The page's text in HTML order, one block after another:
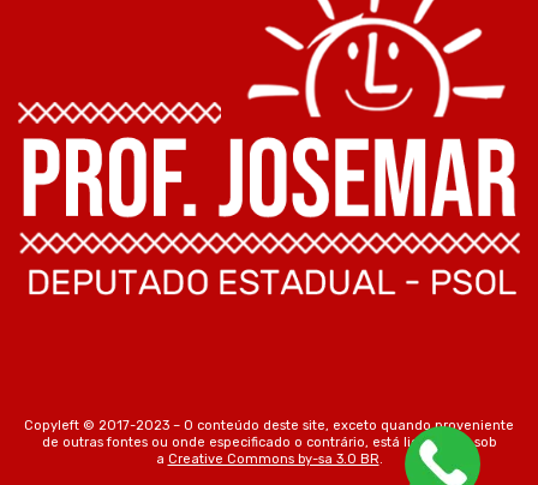
Copyleft © 2017-2023 – O conteúdo deste site, exceto quando proveniente
de outras fontes ou onde especificado o contrário, está licenciado sob
a Creative Commons by-sa 3.0 BR.